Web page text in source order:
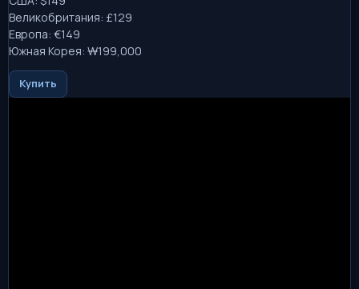
Великобритания: £129
Европа: €149
Южная Корея: ₩199,000
Купить